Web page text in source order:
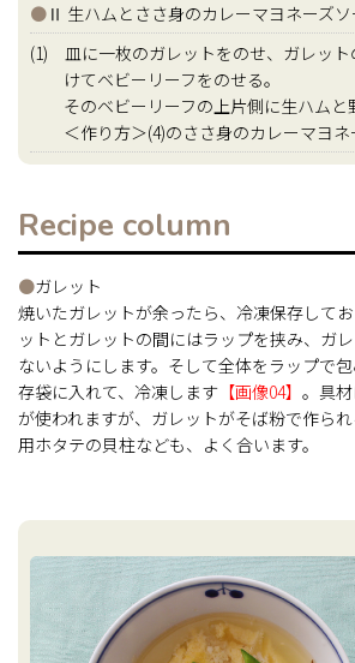
● Ⅱ 生ハムとささ身のカレーマヨネーズ
(1) 皿に一枚のガレットをのせ、ガレット
けてベビーリーフをのせる。
そのベビーリーフの上片側に生ハム
＜作り方＞(4)のささ身のカレーマヨネ
Recipe column
●ガレット
焼いたガレットが余ったら、冷凍保存して
ットとガレットの間にはラップを挟み、ガ
ないようにします。そして全体をラップで
存袋に入れて、冷凍します 【画像04】 。具
が使われますが、ガレットがそば粉で作られ
用ホタテの貝柱なども、よく合います。